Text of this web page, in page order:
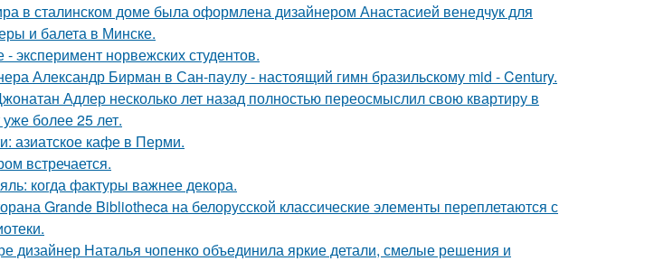
в сталинском доме была оформлена дизайнером Анастасией венедчук для
и балета в Минске.
эксперимент норвежских студентов.
Александр Бирман в Сан-паулу - настоящий гимн бразильскому mid - Century.
Адлер несколько лет назад полностью переосмыслил свою квартиру в
более 25 лет.
азиатское кафе в Перми.
встречается.
когда фактуры важнее декора.
Grande Bibliotheca на белорусской классические элементы переплетаются с
дизайнер Наталья чопенко объединила яркие детали, смелые решения и